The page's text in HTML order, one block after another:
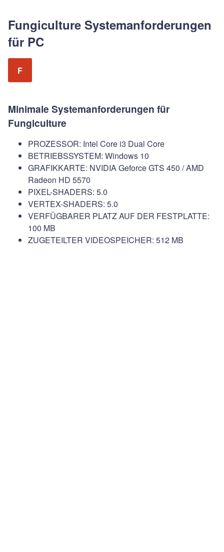
Fungiculture Systemanforderungen
für PC
F
Minimale Systemanforderungen für
Fungiculture
PROZESSOR: Intel Core i3 Dual Core
BETRIEBSSYSTEM: Windows 10
GRAFIKKARTE: NVIDIA Geforce GTS 450 / AMD
Radeon HD 5570
PIXEL-SHADERS: 5.0
VERTEX-SHADERS: 5.0
VERFÜGBARER PLATZ AUF DER FESTPLATTE:
100 MB
ZUGETEILTER VIDEOSPEICHER: 512 MB